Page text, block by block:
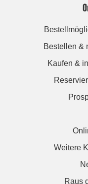
Bestellen &
Kaufen &
Weitere
Raus